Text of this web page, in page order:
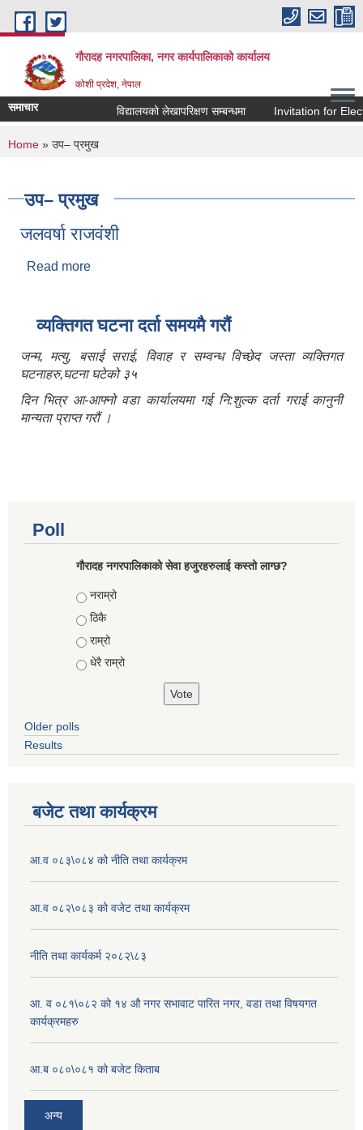
Skip to main content
गौरादह नगरपालिका, नगर कार्यपालिकाको कार्यालय
कोशी प्रदेश, नेपाल
समाचार विद्यालयको लेखापरिक्षण सम्बन्धमा Invitation for
You are here
Home » उप– प्रमुख
उप– प्रमुख
जलवर्षा राजवंशी
Read more
व्यक्तिगत घटना दर्ता समयमै गरौं
जन्म, मत्यु, बसाई सराई, विवाह र सम्वन्ध विच्छेद जस्ता व्यक्तिगत
घटनाहरु,घटना घटेको ३५
दिन भित्र आ-आफ्नो वडा कार्यालयमा गई नि:शुल्क दर्ता गराई कानुनी
मान्यता प्राप्त गरौं ।
Poll
गौरादह नगरपालिकाको सेवा हजुरहरुलाई कस्तो लाग्छ?
Choices
नराम्रो
ठिकै
राम्रो
धेरै राम्रो
Older polls
Results
बजेट तथा कार्यक्रम
आ.व ०८३\०८४ को नीति तथा कार्यक्रम
आ.व ०८२\०८३ को वजेट तथा कार्यक्रम
नीति तथा कार्यकर्म २०८२\८३
आ. व ०८१\०८२ को १४ औ नगर सभावाट पारित नगर, वडा तथा विषयगत
कार्यक्रमहरु
आ.ब ०८०\०८१ को बजेट किताब
अन्य